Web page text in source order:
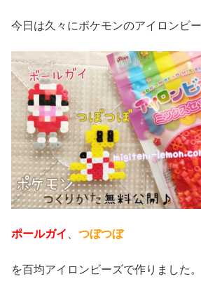
今日は久々にポケモンのアイロンビ
ポールガイ 、 つぼつぼ
を百均アイロンビーズで作りました。